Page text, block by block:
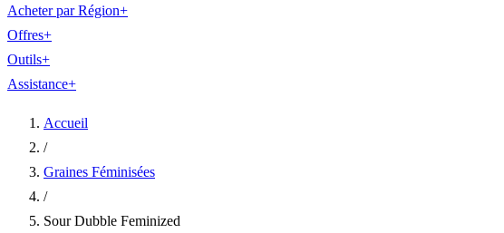
Acheter par Région+
Offres+
Outils+
Assistance+
Accueil
/
Graines Féminisées
/
Sour Dubble Feminized